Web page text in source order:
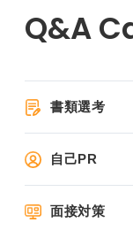
書類選考
自己PR
面接対策